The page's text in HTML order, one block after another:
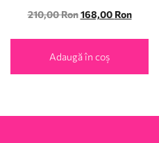
210,00Ron 168,00 Ron
Adaugă în coș